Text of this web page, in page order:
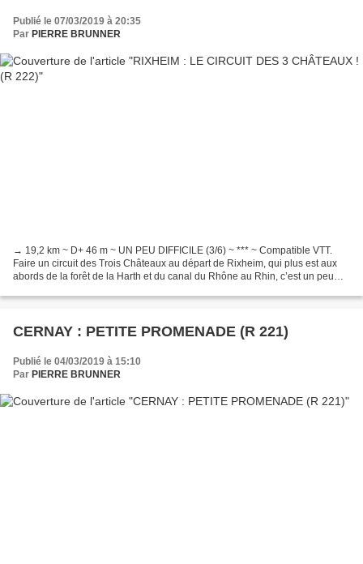
Publié le 07/03/2019 à 20:35
Par PIERRE BRUNNER
→ 19,2 km ~ D+ 46 m ~ UN PEU DIFFICILE (3/6) ~ *** ~ Compatible VTT.
Faire un circuit des Trois Châteaux au départ de Rixheim, qui plus est aux
abords de la forêt de la Harth et du canal du Rhône au Rhin, c’est un peu
CERNAY : PETITE PROMENADE (R 221)
Publié le 04/03/2019 à 15:10
Par PIERRE BRUNNER